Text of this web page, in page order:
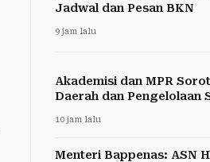
Jadwal dan Pesan BKN
9 jam lalu
Akademisi dan MPR
Daerah dan Pengelolaan
10 jam lalu
Menteri Bappenas: ASN